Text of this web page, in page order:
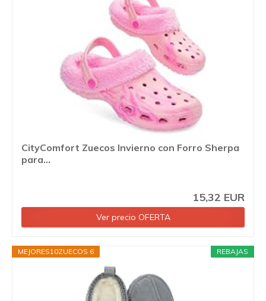
CityComfort Zuecos Invierno con Forro Sherpa
para...
15,32 EUR
Ver precio OFERTA
REBAJAS
MEJORES10ZUECOS 6